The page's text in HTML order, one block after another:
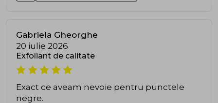
Gabriela Gheorghe
20 iulie 2026
Exfoliant de calitate
Exact ce aveam nevoie pentru punctele
negre.